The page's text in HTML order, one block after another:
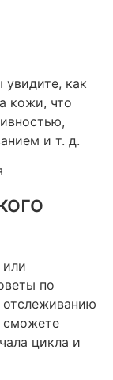
как
кожи, что
и т. д.
по
сможете
цикла и